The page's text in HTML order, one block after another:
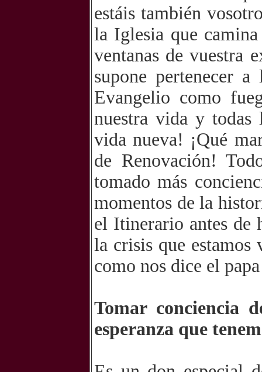
estáis también
la Iglesia que
ventanas de vuestra
supone pertenecer
Evangelio como
nuestra vida y todas
vida nueva! ¡Qué
de Renovación!
tomado más
momentos de la
el Itinerario antes de
la crisis que estamos
como nos dice el
Tomar conciencia
esperanza que